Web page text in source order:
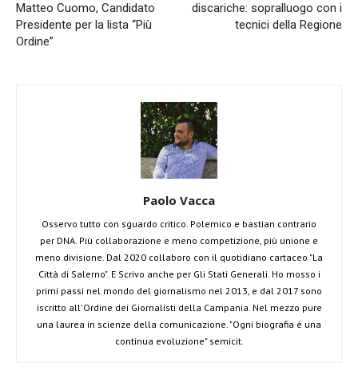
Matteo Cuomo, Candidato
Presidente per la lista “Più
Ordine”
discariche: sopralluogo con i
tecnici della Regione
Paolo Vacca
Osservo tutto con sguardo critico. Polemico e bastian contrario
per DNA. Più collaborazione e meno competizione, più unione e
meno divisione. Dal 2020 collaboro con il quotidiano cartaceo "La
Città di Salerno". E Scrivo anche per Gli Stati Generali. Ho mosso i
primi passi nel mondo del giornalismo nel 2013, e dal 2017 sono
iscritto all'Ordine dei Giornalisti della Campania. Nel mezzo pure
una laurea in scienze della comunicazione. "Ogni biografia è una
continua evoluzione" semicit.